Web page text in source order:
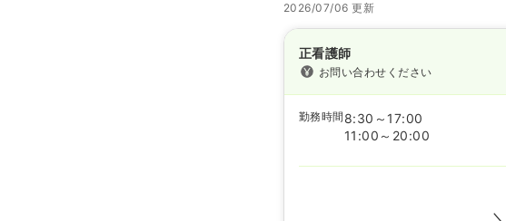
2026/07/06 更新
正看護師
お問い合わせください
勤務時間 8:30～17:00
11:00～20:00